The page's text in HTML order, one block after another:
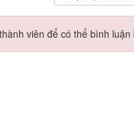
viên để có thể bình luận